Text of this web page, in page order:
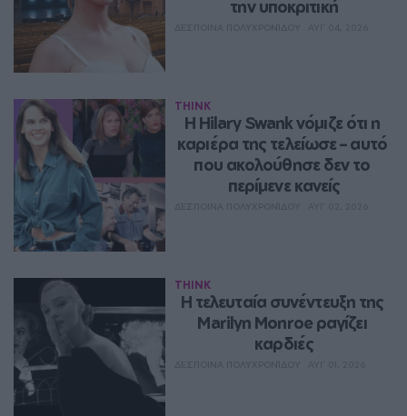
την υποκριτική
THINK
Η Hilary Swank νόμιζε ότι η
καριέρα της τελείωσε – αυτό
που ακολούθησε δεν το
περίμενε κανείς
THINK
Η τελευταία συνέντευξη της
Marilyn Monroe ραγίζει
καρδιές